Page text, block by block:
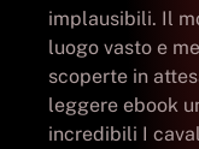
implausibili. Il
luogo vasto e
scoperte in
leggere ebook
incredibili I